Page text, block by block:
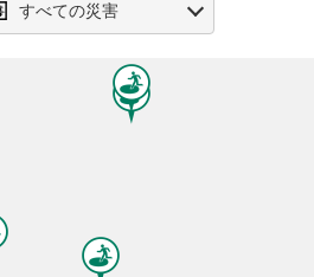
すべての災害